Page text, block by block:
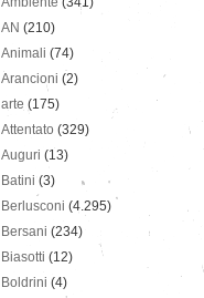
AN (210)
Animali (74)
Arancioni (2)
arte (175)
Attentato (329)
Auguri (13)
Batini (3)
Berlusconi (4.295)
Bersani (234)
Biasotti (12)
Boldrini (4)